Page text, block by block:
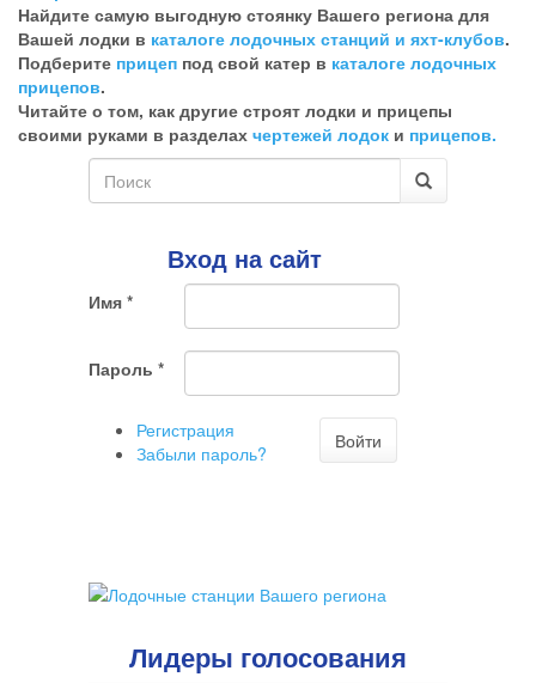
том,
что
Вы
хотите
ненужный
комментарий
Найдите самую выгодную стоянку Вашего региона для
Вашей лодки в каталоге лодочных станций и яхт-клубов.
Подберите прицеп под свой катер в каталоге лодочных
прицепов.
Читайте о том, как другие строят лодки и прицепы
своими руками в разделах чертежей лодок и прицепов.
Форма
поиска
Вход на сайт
Имя *
Пароль *
Регистрация
Забыли пароль?
Войти
Лидеры голосования